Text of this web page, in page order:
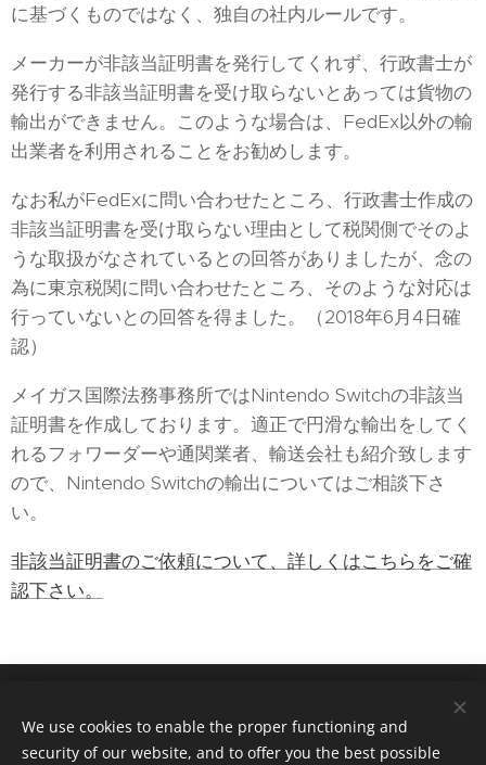
に基づくものではなく、独自の社内ルールです。
メーカーが非該当証明書を発行してくれず、行政書士が
発行する非該当証明書を受け取らないとあっては貨物の
輸出ができません。このような場合は、FedEx以外の輸
出業者を利用されることをお勧めします。
なお私がFedExに問い合わせたところ、行政書士作成の
非該当証明書を受け取らない理由として税関側でそのよ
うな取扱がなされているとの回答がありましたが、念の
為に東京税関に問い合わせたところ、そのような対応は
行っていないとの回答を得ました。（2018年6月4日確
認）
メイガス国際法務事務所ではNintendo Switchの非該当
証明書を作成しております。適正で円滑な輸出をしてく
れるフォワーダーや通関業者、輸送会社も紹介致します
ので、Nintendo Switchの輸出についてはご相談下さ
い。
非該当証明書のご依頼について、詳しくはこちらをご確
認下さい。
Tokyo Office : 28F,Taiyo Life Insurance Bldg. 2-16-2, Konan,
Minato city , Tokyo. Japan
Osaka Office : 4F, Nippo New Ote Bldg. 1-4-1, Ote-dori, Chuo-
We use cookies to enable the proper functioning and
security of our website, and to offer you the best possible